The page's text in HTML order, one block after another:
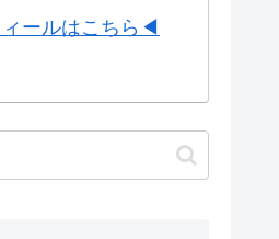
ールはこちら◀